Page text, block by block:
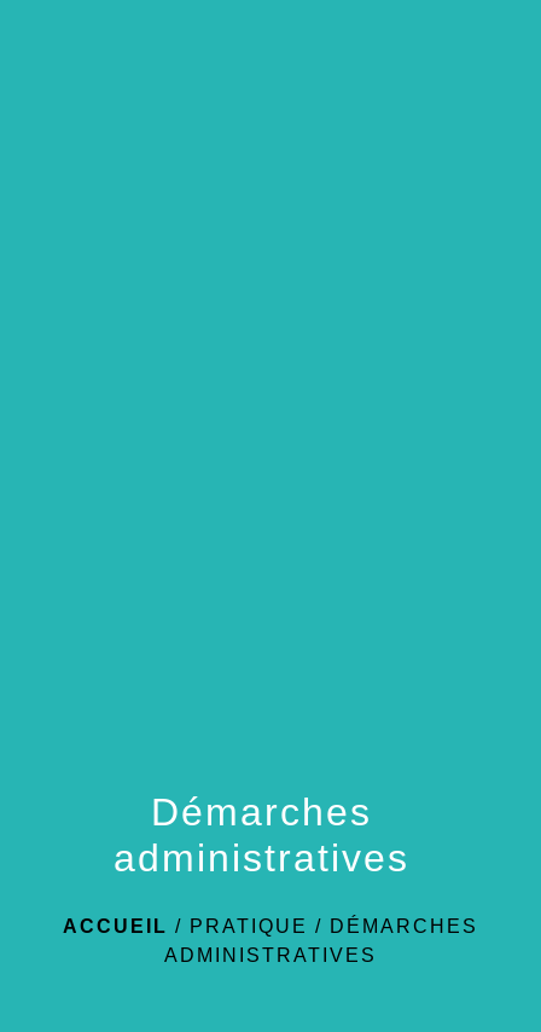
Démarches
administratives
ACCUEIL / PRATIQUE / DÉMARCHES
ADMINISTRATIVES